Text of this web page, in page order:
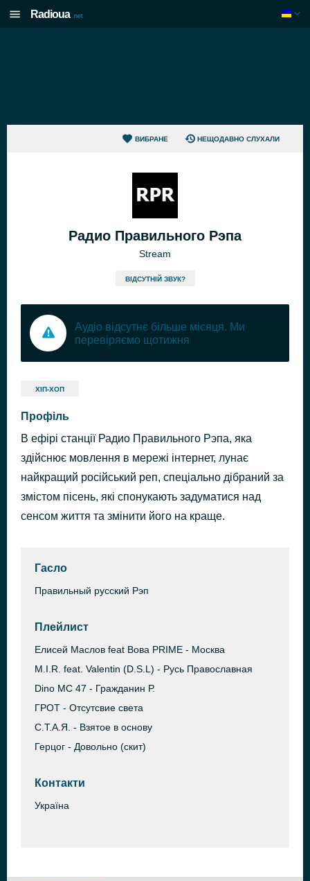
Radioua .net
ВИБРАНЕ НЕЩОДАВНО СЛУХАЛИ
Радио Правильного Рэпа
Stream
ВІДСУТНІЙ ЗВУК?
Аудіо відсутнє більше місяця. Ми
перевіряємо щотижня
ХІП-ХОП
Профіль
В ефірі станції Радио Правильного Рэпа, яка
здійснює мовлення в мережі інтернет, лунає
найкращий російський реп, спеціально дібраний за
змістом пісень, які спонукають задуматися над
сенсом життя та змінити його на краще.
Гасло
Правильный русский Рэп
Плейлист
Елисей Маслов feat Вова PRIME - Москва
M.I.R. feat. Valentin (D.S.L) - Русь Православная
Dino MC 47 - Гражданин Р.
ГРОТ - Отсутсвие света
С.Т.А.Я. - Взятое в основу
Герцог - Довольно (скит)
Контакти
Україна